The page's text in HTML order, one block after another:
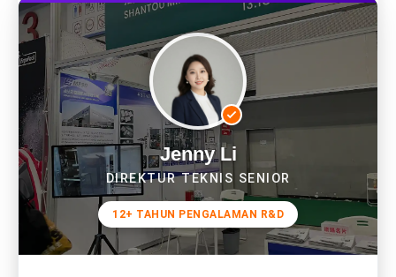
Jenny Li
DIREKTUR TEKNIS SENIOR
12+ TAHUN PENGALAMAN R&D